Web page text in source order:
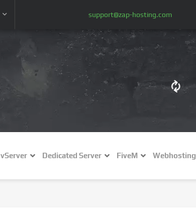
support@zap-hosting.com
vServer Dedicated Server FiveM Webhosting